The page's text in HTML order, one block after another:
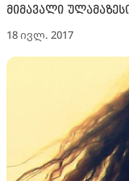
მიმავალი
18 ივლ. 2017